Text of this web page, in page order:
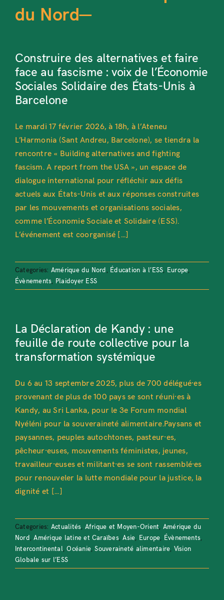
du Nord—
Construire des alternatives et faire
face au fascisme : voix de l’Économie
Sociales Solidaire des États-Unis à
Barcelone
Le mardi 17 février 2026, à 18h, à l’Ateneu
L’Harmonia (Sant Andreu, Barcelone), se tiendra la
rencontre « Building alternatives and fighting
fascism. A report from the USA », un espace de
dialogue international pour réfléchir aux défis
actuels aux États-Unis et aux réponses construites
par les mouvements et organisations sociales,
comme l’Économie Sociale et Solidaire (ESS).
L’événement est coorganisé [...]
Categories: Amérique du Nord, Éducation à l’ESS, Europe,
Évènements, Plaidoyer ESS
La Déclaration de Kandy : une
feuille de route collective pour la
transformation systémique
Du 6 au 13 septembre 2025, plus de 700 délégué·es
provenant de plus de 100 pays se sont réuni·es à
Kandy, au Sri Lanka, pour le 3e Forum mondial
Nyéléni pour la souveraineté alimentaire.Paysans et
paysannes, peuples autochtones, pasteur·es,
pêcheur·euses, mouvements féministes, jeunes,
travailleur·euses et militant·es se sont rassemblé·es
pour renouveler la lutte mondiale pour la justice, la
dignité et [...]
Categories: Actualités, Afrique et Moyen-Orient, Amérique du
Nord,Amérique latine et Caraïbes,Asie, Europe, Évènements,
Intercontinental,Océanie,Souveraineté alimentaire, Vision
Globale sur l’ESS